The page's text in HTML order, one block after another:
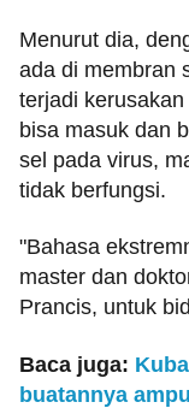
Menurut dia,
ada di membran
terjadi
bisa masuk dan
sel pada virus,
tidak berfungsi.
"Bahasa
master dan
Prancis, untuk
Baca juga:
buatannya